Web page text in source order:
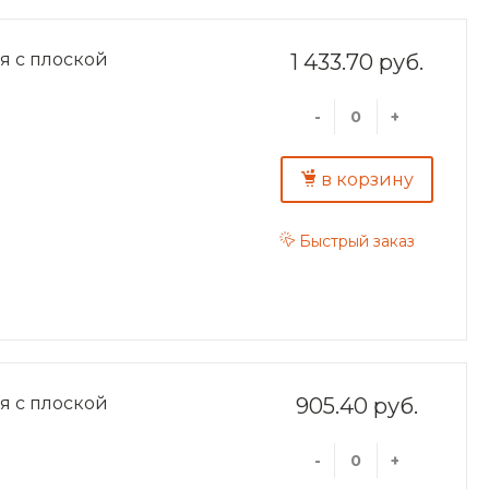
1 433.70 руб.
- +
в корзину
Быстрый заказ
с плоской
905.40 руб.
- +
с плоской